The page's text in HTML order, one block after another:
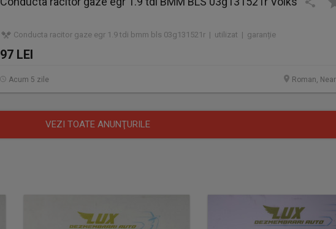
Conducta racitor gaze egr 1.9 tdi bmm bls 03g131521r | utilizat | garanție
97 LEI
Roman,
Acum 5 zile
VEZI TOATE ANUNŢURILE